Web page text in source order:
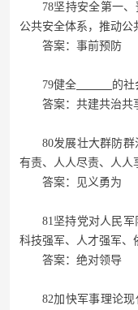
78坚持安全第一、
公共安全体系，推动公
答案：事前预防
79健全
的社
答案：共建共治共
80发展壮大群防群
有责、人人尽责、人人
答案：见义勇为
81坚持党对人民军
科技强军、人才强军、
答案：绝对领导
82加快军事理论现